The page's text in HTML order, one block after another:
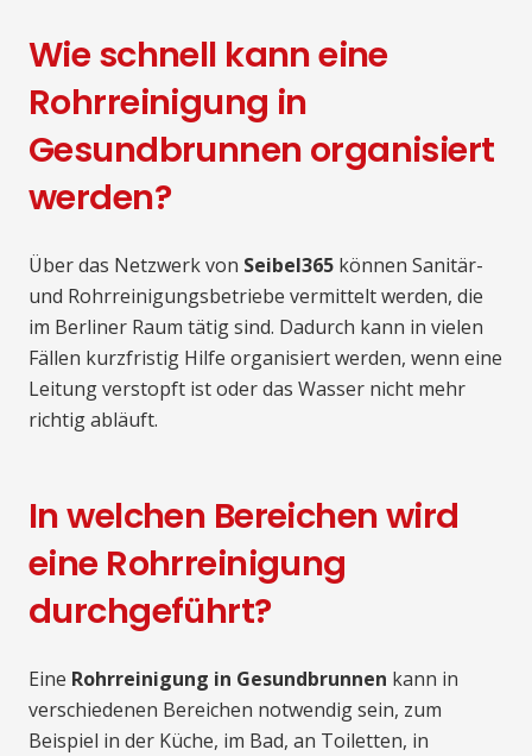
Wie schnell kann eine
Rohrreinigung in
Gesundbrunnen organisiert
werden?
Über das Netzwerk von Seibel365 können Sanitär-
und Rohrreinigungsbetriebe vermittelt werden, die
im Berliner Raum tätig sind. Dadurch kann in vielen
Fällen kurzfristig Hilfe organisiert werden, wenn eine
Leitung verstopft ist oder das Wasser nicht mehr
richtig abläuft.
In welchen Bereichen wird
eine Rohrreinigung
durchgeführt?
Eine Rohrreinigung in Gesundbrunnen kann in
verschiedenen Bereichen notwendig sein, zum
Beispiel in der Küche, im Bad, an Toiletten, in